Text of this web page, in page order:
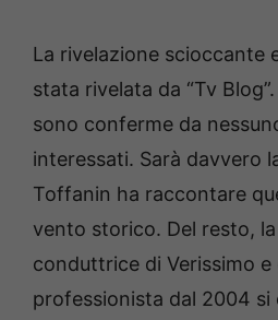
La rivelazione scioccante
stata rivelata da “Tv
sono conferme da
interessati. Sarà davvero
Toffanin ha raccontare
vento storico. Del resto,
conduttrice di Verissimo e
professionista dal 2004 si